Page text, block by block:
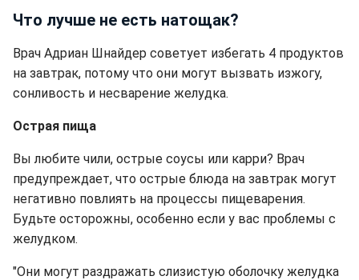
Что лучше не есть натощак?
Врач Адриан Шнайдер советует избегать 4 продуктов
на завтрак, потому что они могут вызвать изжогу,
сонливость и несварение желудка.
Острая пища
Вы любите чили, острые соусы или карри? Врач
предупреждает, что острые блюда на завтрак могут
негативно повлиять на процессы пищеварения.
Будьте осторожны, особенно если у вас проблемы с
желудком.
"Они могут раздражать слизистую оболочку желудка